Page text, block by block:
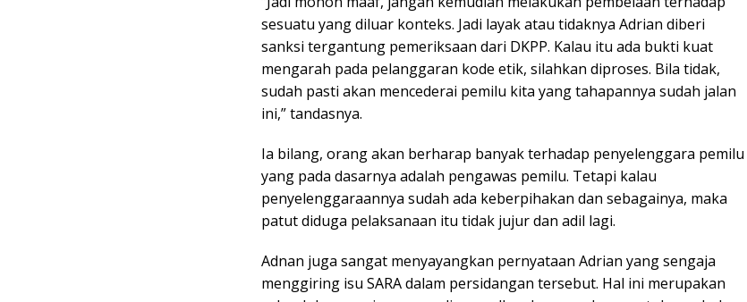
sesuatu yang diluar konteks. Jadi layak atau tidaknya Adrian diberi
sanksi tergantung pemeriksaan dari DKPP. Kalau itu ada bukti kuat
mengarah pada pelanggaran kode etik, silahkan diproses. Bila tidak,
sudah pasti akan mencederai pemilu kita yang tahapannya sudah jalan
ini,” tandasnya.
Ia bilang, orang akan berharap banyak terhadap penyelenggara pemilu
yang pada dasarnya adalah pengawas pemilu. Tetapi kalau
penyelenggaraannya sudah ada keberpihakan dan sebagainya, maka
patut diduga pelaksanaan itu tidak jujur dan adil lagi.
Adnan juga sangat menyayangkan pernyataan Adrian yang sengaja
menggiring isu SARA dalam persidangan tersebut. Hal ini merupakan